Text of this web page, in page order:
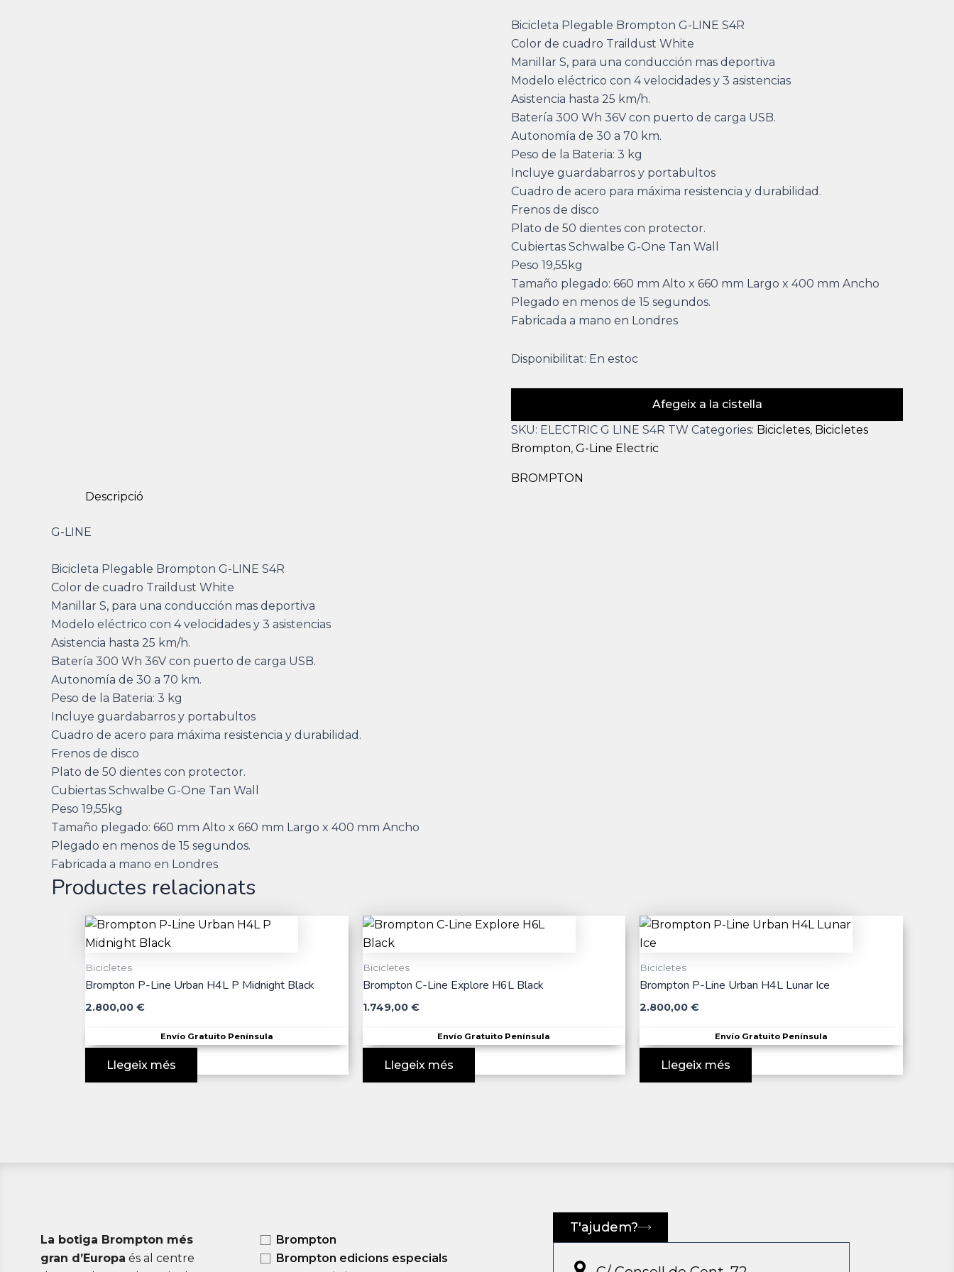
Bicicleta Plegable Brompton G-LINE S4R
Color de cuadro Traildust White
Manillar S, para una conducción mas deportiva
Modelo eléctrico con 4 velocidades y 3 asistencias
Asistencia hasta 25 km/h.
Batería 300 Wh 36V con puerto de carga USB.
Autonomía de 30 a 70 km.
Peso de la Bateria: 3 kg
Incluye guardabarros y portabultos
Cuadro de acero para máxima resistencia y durabilidad.
Frenos de disco
Plato de 50 dientes con protector.
Cubiertas Schwalbe G-One Tan Wall
Peso 19,55kg
Tamaño plegado: 660 mm Alto x 660 mm Largo x 400 mm Ancho
Plegado en menos de 15 segundos.
Fabricada a mano en Londres
Disponibilitat: En estoc
Afegeix a la cistella
SKU: ELECTRIC G LINE S4R TW Categories: Bicicletes, Bicicletes
Brompton, G-Line Electric
BROMPTON
Descripció
G-LINE
Bicicleta Plegable Brompton G-LINE S4R
Color de cuadro Traildust White
Manillar S, para una conducción mas deportiva
Modelo eléctrico con 4 velocidades y 3 asistencias
Asistencia hasta 25 km/h.
Batería 300 Wh 36V con puerto de carga USB.
Autonomía de 30 a 70 km.
Peso de la Bateria: 3 kg
Incluye guardabarros y portabultos
Cuadro de acero para máxima resistencia y durabilidad.
Frenos de disco
Plato de 50 dientes con protector.
Cubiertas Schwalbe G-One Tan Wall
Peso 19,55kg
Tamaño plegado: 660 mm Alto x 660 mm Largo x 400 mm Ancho
Plegado en menos de 15 segundos.
Fabricada a mano en Londres
Productes relacionats
Bicicletes
Brompton P-Line Urban H4L P Midnight Black
2.800,00 €
Envío Gratuito Península
Llegeix més
Bicicletes
Brompton C-Line Explore H6L Black
1.749,00 €
Envío Gratuito Península
Llegeix més
Bicicletes
Brompton P-Line Urban H4L Lunar Ice
2.800,00€
Envío Gratuito Península
Llegeix més
La botiga Brompton més
gran d’Europa és al centre
Brompton
Brompton edicions especials
T'ajudem?